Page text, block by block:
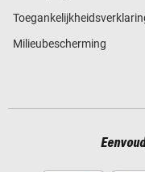
Milieubescherming